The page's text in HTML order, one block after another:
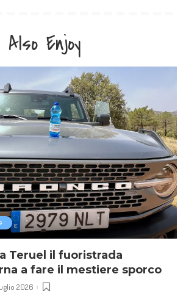
Enjoy
Teruel il fuoristrada
a fare il mestiere sporco
2026